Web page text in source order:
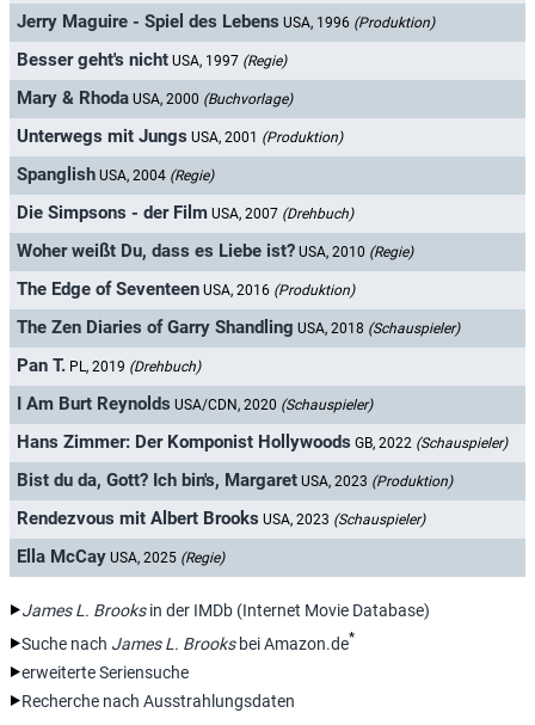
Jerry Maguire - Spiel des Lebens USA, 1996 (Produktion)
Besser geht's nicht USA, 1997 (Regie)
Mary & Rhoda USA, 2000 (Buchvorlage)
Unterwegs mit Jungs USA, 2001 (Produktion)
Spanglish USA, 2004 (Regie)
Die Simpsons - der Film USA, 2007 (Drehbuch)
Woher weißt Du, dass es Liebe ist? USA, 2010 (Regie)
The Edge of Seventeen USA, 2016 (Produktion)
The Zen Diaries of Garry Shandling USA, 2018 (Schauspieler)
Pan T. PL, 2019 (Drehbuch)
I Am Burt Reynolds USA/CDN, 2020 (Schauspieler)
Hans Zimmer: Der Komponist Hollywoods GB, 2022 (Schauspieler)
Bist du da, Gott? Ich bin's, Margaret USA, 2023 (Produktion)
Rendezvous mit Albert Brooks USA, 2023 (Schauspieler)
Ella McCay USA, 2025 (Regie)
James L. Brooksin der IMDb (Internet Movie Database)
Suche nach James L. Brooksbei Amazon.de*
erweiterte Seriensuche
Recherche nach Ausstrahlungsdaten